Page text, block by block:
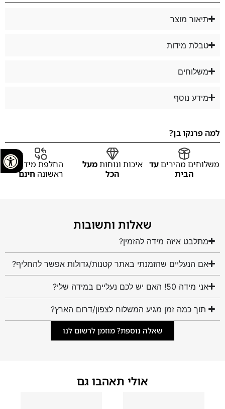
תיאור מוצר
טבלת מידות
משלוחים
מידע נוסף
למה פרנקו בן?
משלוחים מהיריםעד
הבית
איכות ונוחותמעל
הכל
החלפת מידה
ראשונה חינם
שאלות ותשובות
מתלבט איזה מידה להזמין?
אם הנעליים שהזמנתי באתר קטנות/גדולות אפשר להחליף?
אני מידה 50! האם יש לכם נעליים במידה שלי?
תוך כמה זמן מגיע המשלוח לצפון/דרום הארץ?
שאלה נוספת? מוזמן לרשום לנו
אולי תאהבו גם